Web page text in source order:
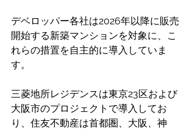
デベロッパー各社は2026年以降に販売
開始する新築マンションを対象に、こ
れらの措置を自主的に導入していま
す。
三菱地所レジデンスは東京23区および
大阪市のプロジェクトで導入してお
り、住友不動産は首都圏、大阪、神